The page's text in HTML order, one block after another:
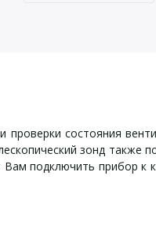
состояния
зонд также
подключить прибор к